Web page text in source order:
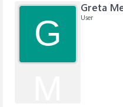
G
Greta
User